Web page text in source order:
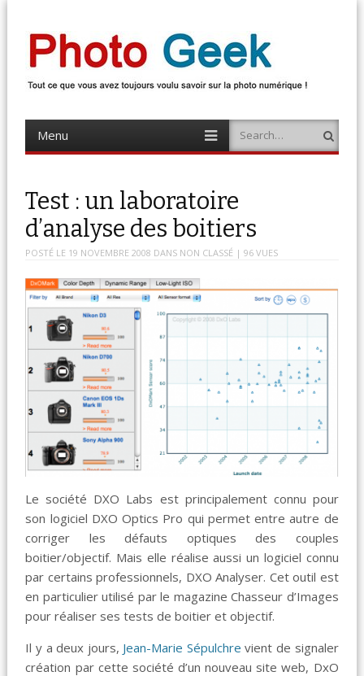
Photo Geek
Menu
content
Search
Test : un laboratoire
d’analyse des boitiers
POSTÉ LE 19 NOVEMBRE 2008 DANS NON CLASSÉ | 96 VUES
Le société DXO Labs est principalement connu pour
son logiciel DXO Optics Pro qui permet entre autre de
corriger les défauts optiques des couples
boitier/objectif. Mais elle réalise aussi un logiciel connu
par certains professionnels, DXO Analyser. Cet outil est
en particulier utilisé par le magazine Chasseur d’Images
pour réaliser ses tests de boitier et objectif.
Il y a deux jours, Jean-Marie Sépulchre vient de signaler
création par cette société d’un nouveau site web, DxO